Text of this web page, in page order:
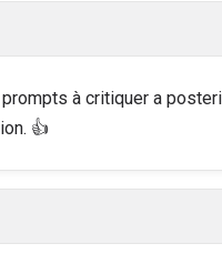
à critiquer a
👍